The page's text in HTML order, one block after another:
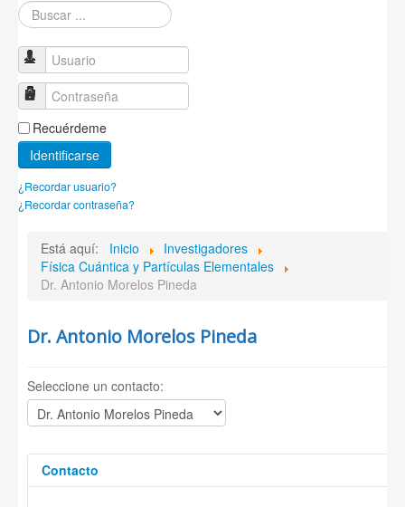
Sociedad Mexicana de Física
PROMEP
Buscar...
Usuario
Contraseña
Recuérdeme
Identificarse
¿Recordar usuario?
¿Recordar contraseña?
Está aquí: Inicio
Investigadores
Física Cuántica y Partículas Elementales
Dr. Antonio Morelos Pineda
Dr. Antonio Morelos Pineda
Seleccione un contacto:
Contacto